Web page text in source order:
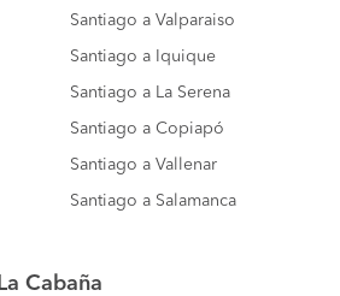
Santiago a Valparaiso
Santiago a Iquique
Santiago a La Serena
Santiago a Copiapó
Santiago a Vallenar
Santiago a Salamanca
Cabaña